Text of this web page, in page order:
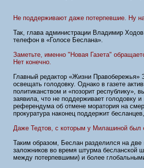
Не поддерживают даже потерпевшие. Ну
Так, глава администрации Владимир
телефон в «Голосе Беслана».
Заметьте, именно "Новая Газета"
Нет конечно.
Главный редактор «Жизни Правобережья»
освещать голодовку. Однако в газете
политиканством и «позорит республику»,
заявила, что не поддерживает голодовку
референдума об отмене моратория на
прокуратура наконец поддержит
Даже Тедтов, с которым у Милашиной был
Таким образом, Беслан разделился на
заложников во время штурма бесланской
между потерпевшими) и более